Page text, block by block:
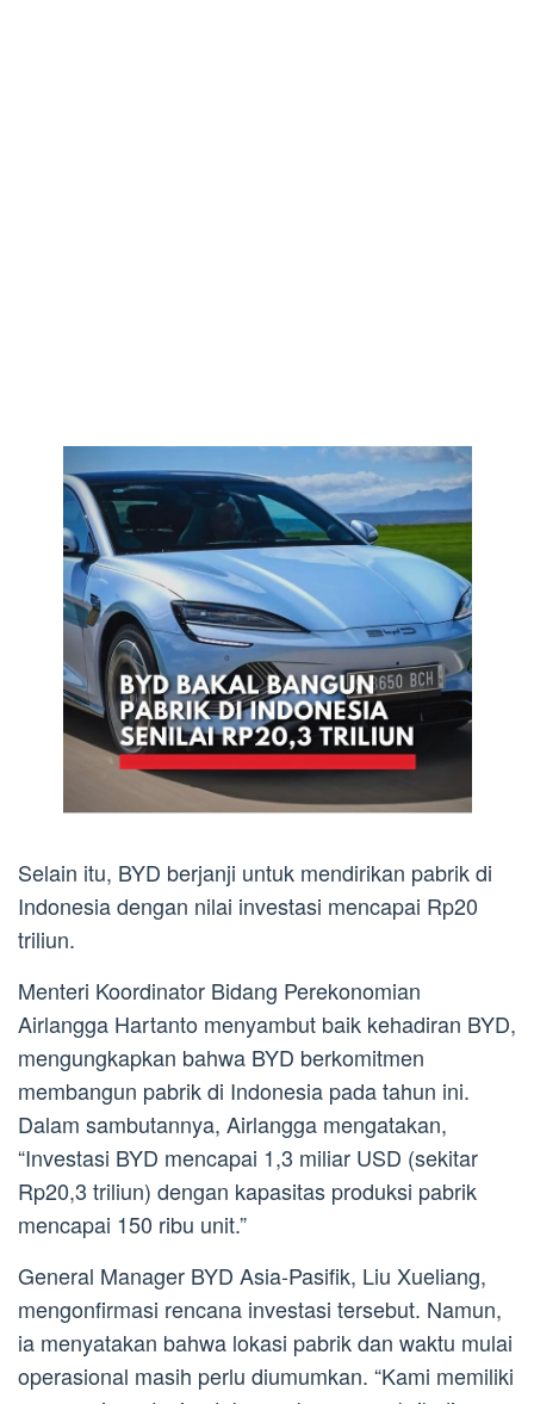
Selain itu, BYD berjanji untuk mendirikan pabrik di
Indonesia dengan nilai investasi mencapai Rp20
triliun.
Menteri Koordinator Bidang Perekonomian
Airlangga Hartanto menyambut baik kehadiran BYD,
mengungkapkan bahwa BYD berkomitmen
membangun pabrik di Indonesia pada tahun ini.
Dalam sambutannya, Airlangga mengatakan,
“Investasi BYD mencapai 1,3 miliar USD (sekitar
Rp20,3 triliun) dengan kapasitas produksi pabrik
mencapai 150 ribu unit.”
General Manager BYD Asia-Pasifik, Liu Xueliang,
mengonfirmasi rencana investasi tersebut. Namun,
ia menyatakan bahwa lokasi pabrik dan waktu mulai
operasional masih perlu diumumkan. “Kami memiliki